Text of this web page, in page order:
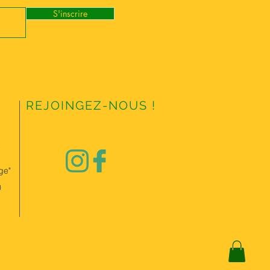
S'inscrire
REJOINGEZ-NOUS !